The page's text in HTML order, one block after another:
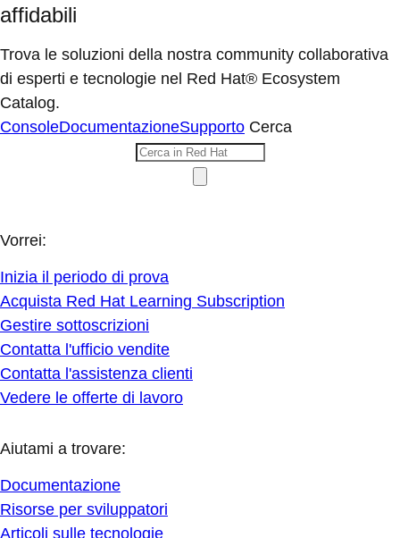
affidabili
Trova le soluzioni della nostra community collaborativa
di esperti e tecnologie nel Red Hat® Ecosystem
Catalog.
ConsoleDocumentazioneSupporto Cerca
Vorrei:
Inizia il periodo di prova
Acquista Red Hat Learning Subscription
Gestire sottoscrizioni
Contatta l'ufficio vendite
Contatta l'assistenza clienti
Vedere le offerte di lavoro
Aiutami a trovare:
Documentazione
Risorse per sviluppatori
Articoli sulle tecnologie